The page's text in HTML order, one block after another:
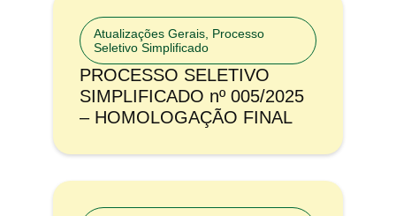
Atualizações Gerais Processo
Seletivo Simplificado
PROCESSO SELETIVO
SIMPLIFICADO nº 005/2025
– HOMOLOGAÇÃO FINAL